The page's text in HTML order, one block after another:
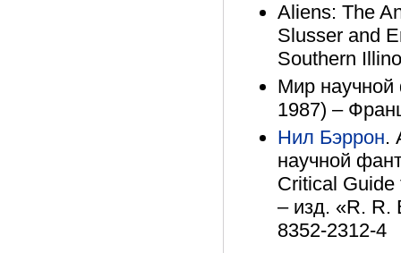
Aliens: The
Slusser and
Southern
Мир научной
1987) –
Нил Бэррон.
научной
Critical
– изд. «R. R.
8352-2312-4